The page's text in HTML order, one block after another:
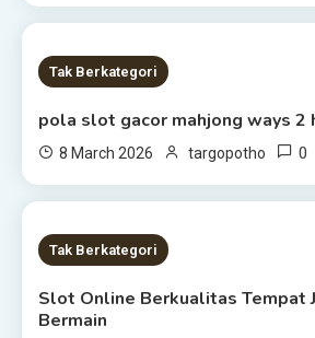
1 MIN READ
Tak Berkategori
pola slot gacor mahjong ways 2
8 March 2026 targopotho 0
1 MIN READ
Tak Berkategori
Slot Online Berkualitas Tempat
Bermain